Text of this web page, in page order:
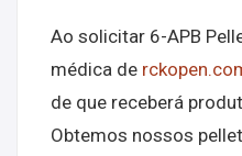
Ao solicitar 6-APB
médica de
de que receberá
Obtemos nossos